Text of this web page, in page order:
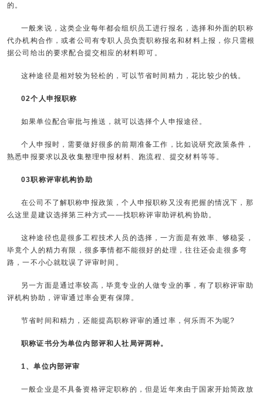
的。
一般来说，这类企业每年都会组织员工进行报名，选择和外面的职称
代办机构合作，或者公司有专职人员负责职称报名和材料上报，你只需根
据公司给出的要求配合提交相应的材料即可。
这种途径是相对较为轻松的，可以节省时间精力，花比较少的钱。
02个人申报职称
如果单位配合审批与推送，就可以选择个人申报途径。
个人申报时，需要做好很多的前期准备工作，比如说研究政策条件，
熟悉申报要求以及收集整理申报材料、跑流程、提交材料等等。
03职称评审机构协助
在公司不了解职称申报政策，个人申报职称又没有把握的情况下，那
么这里是建议选择第三种方式——找职称评审助评机构协助。
这种途径也是很多工程技术人员的选择，一方面是有效率、够稳妥，
毕竟个人的精力有限，很多事情都不能很好的处理，往往还会走很多弯
路，一不小心就耽误了评审时间。
另一方面是通过率较高，毕竟专业的人做专业的事，有了职称评审助
评机构协助，评审通过率会更有保障。
节省时间和精力，还能提高职称评审的通过率，何乐而不为呢?
职称证书分为单位内部评和人社局评两种。
1、单位内部评审
一般企业是不具备资格评定职称的，但是近年来由于国家开始简政放